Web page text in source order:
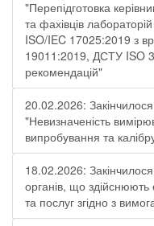
"Перепідготовка
та фахівців
ISO/IEC 17025:2019 з
19011:2019, ДСТУ ISO
рекомендацій"
20.02.2026:
"Невизначеність
випробування та
18.02.2026:
органів, що здійснюють
та послуг згідно з